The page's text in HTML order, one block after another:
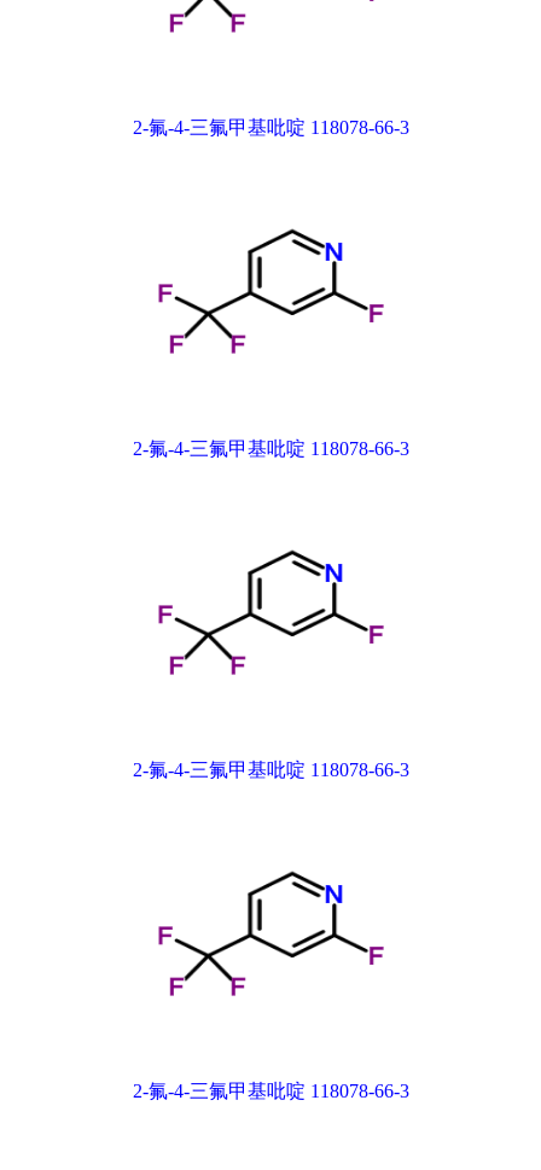
2-氟-4-三氟甲基吡啶 118078-66-3
2-氟-4-三氟甲基吡啶 118078-66-3
2-氟-4-三氟甲基吡啶 118078-66-3
2-氟-4-三氟甲基吡啶 118078-66-3